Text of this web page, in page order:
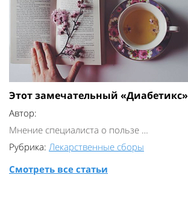
Этот замечательный «Диабетикс»
Автор:
Мнение специалиста о пользе …
Рубрика: Лекарственные сборы
Смотреть все статьи